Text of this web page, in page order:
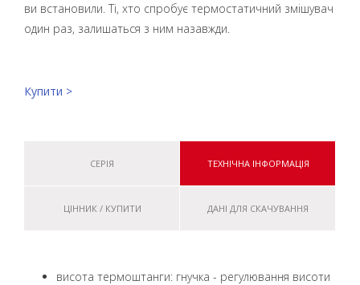
ви встановили. Ті, хто спробує термостатичний змішувач
один раз, залишаться з ним назавжди.
Купити >
СЕРІЯ ТЕХНІЧНА ІНФОРМАЦІЯ
ЦІННИК / КУПИТИ ДАНІ ДЛЯ СКАЧУВАННЯ
висота термоштанги: гнучка - регулювання висоти